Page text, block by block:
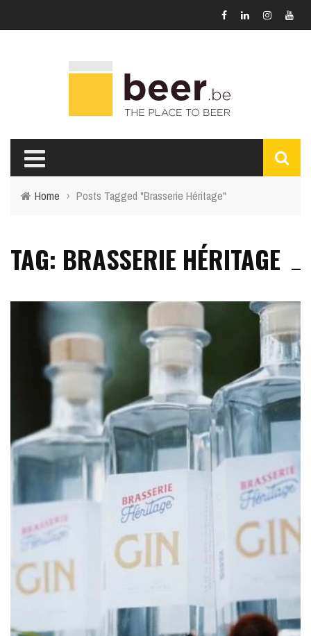
Home › Posts Tagged "Brasserie Héritage"
TAG: BRASSERIE HÉRITAGE